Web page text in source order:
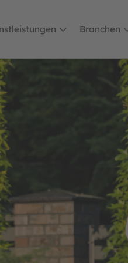
Branchen